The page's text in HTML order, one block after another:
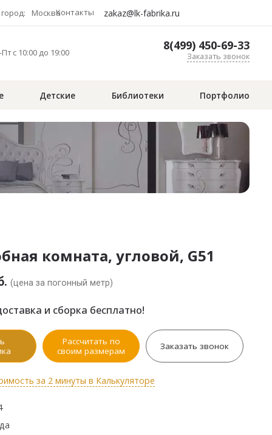
Москва zakaz@lk-fabrika.ru
с 10:00 до 19:00 8(499) 450-69-33
Заказать звонок
Контакты
Детские Библиотеки Портфолио
комната, угловой, G51
(цена за погонный метр)
и сборка бесплатно!
Рассчитать по
своим размерам
Заказать звонок
за 2 минуты в Калькуляторе